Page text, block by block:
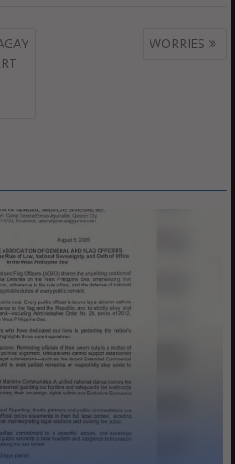
WORRIES